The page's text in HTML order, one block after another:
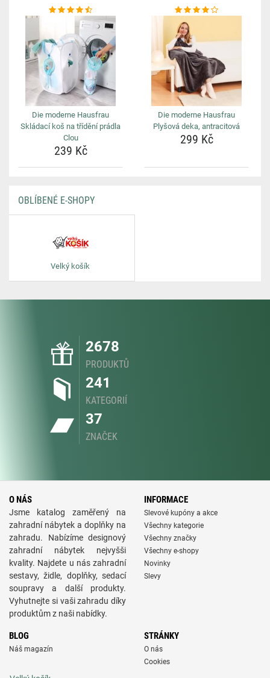
Die moderne Hausfrau
Skládací koš na třídění prádla
Clou
239 Kč
Die moderne Hausfrau
Plyšová deka, antracitová
299 Kč
OBLÍBENÉ E-SHOPY
Velký košík
2678
PRODUKTŮ
241
KATEGORIÍ
37
ZNAČEK
O NÁS
Jsme katalog zaměřený na
zahradní nábytek a doplňky na
zahradu. Nabízíme designový
zahradní nábytek nejvyšši
kvality. Najdete u nás zahradní
sestavy, židle, doplňky, sedací
soupravy a další produkty.
Vyhutnejte si vaši zahradu díky
produktům z naši nabídky.
INFORMACE
Slevové kupóny a akce
Všechny kategorie
Všechny značky
Všechny e-shopy
Novinky
Slevy
BLOG
Náš magazín
STRÁNKY
O nás
Cookies